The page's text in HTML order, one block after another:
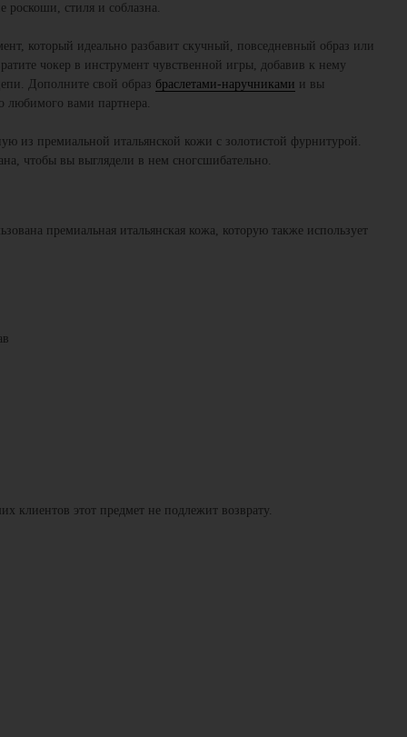
роскоши, стиля и соблазна.
который идеально разбавит скучный, повседневный образ или
чокер в инструмент чувственной игры, добавив к нему
Дополните свой образ браслетами-наручниками и вы
любимого вами партнера.
из премиальной итальянской кожи с золотистой фурнитурой.
чтобы вы выглядели в нем сногсшибательно.
премиальная итальянская кожа, которую также использует
клиентов этот предмет не подлежит возврату.